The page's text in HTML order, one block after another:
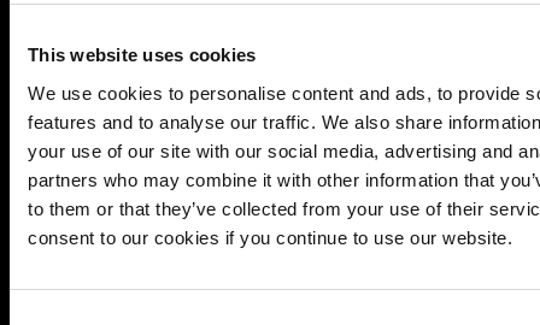
This website uses cookies
We use cookies to personalise content and ads, to provide
features and to analyse our traffic. We also share
your use of our site with our social media, advertising and
partners who may combine it with other information that
to them or that they’ve collected from your use of their
consent to our cookies if you continue to use our website.
GAMINIMAS
1 Įkaitinkite orkaitę iki 180°C temperatūros.
2 Nutarkuokite pusės citrinos žievelę, išspauskite
sultis.
sumaišykite su šaukštu citrinų sulčių. Marinuokite 10